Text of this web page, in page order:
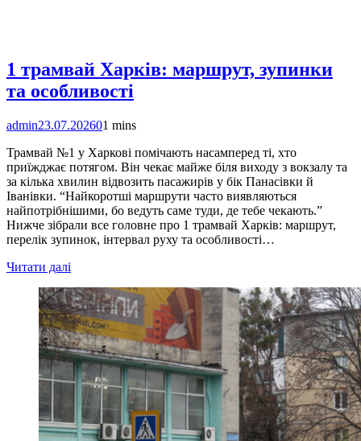
1 трамвай Харків: маршрут, зупинки
та особливості
admin23.07.202601 mins
Трамвай №1 у Харкові помічають насамперед ті, хто
приїжджає потягом. Він чекає майже біля виходу з вокзалу та
за кілька хвилин відвозить пасажирів у бік Панасівки й
Іванівки. “Найкоротші маршрути часто виявляються
найпотрібнішими, бо ведуть саме туди, де тебе чекають.”
Нижче зібрали все головне про 1 трамвай Харків: маршрут,
перелік зупинок, інтервал руху та особливості…
Читати далі